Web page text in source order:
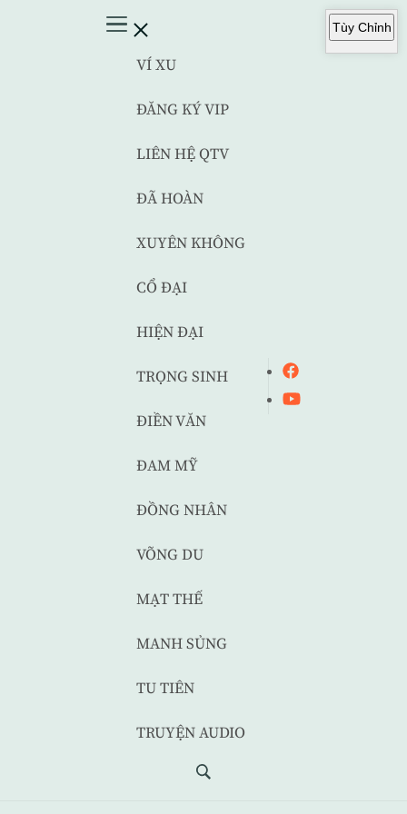
VÍ XU
ĐĂNG KÝ VIP
LIÊN HỆ QTV
ĐÃ HOÀN
XUYÊN KHÔNG
CỔ ĐẠI
HIỆN ĐẠI
TRỌNG SINH
ĐIỀN VĂN
ĐAM MỸ
ĐỒNG NHÂN
VÕNG DU
MẠT THẾ
MANH SỦNG
TU TIÊN
TRUYỆN AUDIO
Tùy Chỉnh